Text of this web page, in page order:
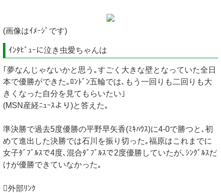
(画像はｲﾒｰｼﾞです)
ｲﾝﾀﾋﾞｭｰに泣き虫愛ちゃんは
｢夢なんじゃないかと思う｡すごく大きな壁となっていた全日
本で優勝ができた｡ﾛﾝﾄﾞﾝ五輪では､もう一回りも二回りも大
きくなった自分を見てもらいたい｣
(MSN産経ﾆｭｰｽより)と答えた｡
準決勝で過去5度優勝の平野早矢香(ﾐｷﾊｳｽ)に4-0で勝つと､初
めて進出した決勝では石川を振り切った｡福原はこれまでに
女子ﾀﾞﾌﾞﾙｽで4度､混合ﾀﾞﾌﾞﾙｽで2度優勝していたが､ｼﾝｸﾞﾙｽだ
けが優勝できていなかった｡
外部ﾘﾝｸ